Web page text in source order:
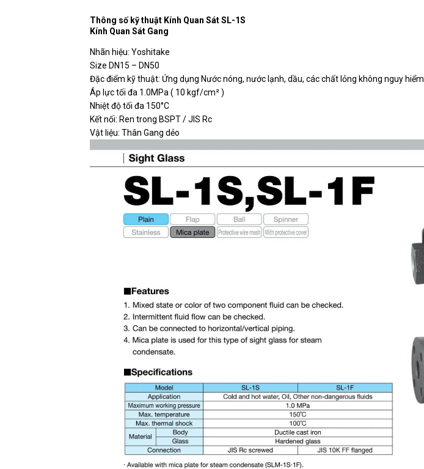
Thông số kỹ thuật Kính Quan Sát SL-1S
Kính Quan Sát Gang
Nhãn hiệu: Yoshitake
Size DN15 – DN50
Đặc điểm kỹ thuật: Ứng dụng Nước nóng, nước lạnh, dầu, các chất lỏng không nguy hiểm.
Áp lực tối đa 1.0MPa ( 10 kgf/cm² )
Nhiệt độ tối đa 150°C
Kết nối: Ren trong BSPT / JIS Rc
Vật liệu: Thân Gang dẻo